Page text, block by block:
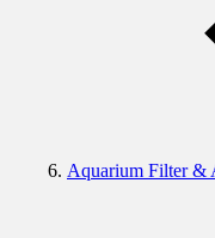
Aquarium Filter &